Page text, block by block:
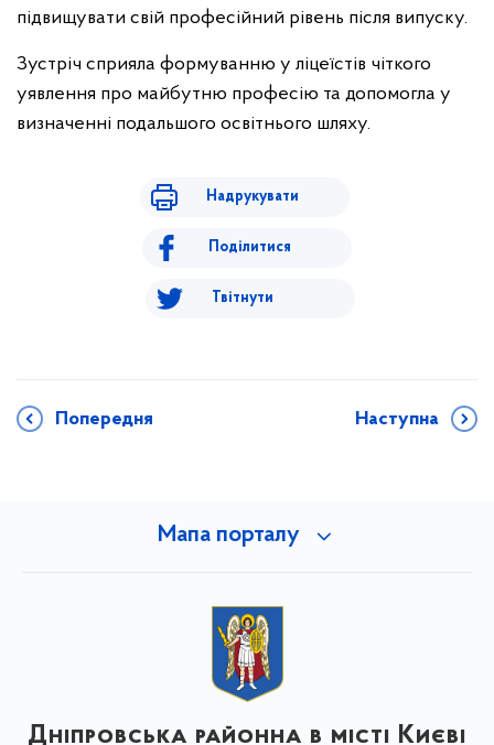
підвищувати свій професійний рівень після випуску.
Зустріч сприяла формуванню у ліцеїстів чіткого
уявлення про майбутню професію та допомогла у
визначенні подальшого освітнього шляху.
Надрукувати
Поділитися
Твітнути
Попередня Наступна
Мапа порталу
Дніпровська районна в місті Києві